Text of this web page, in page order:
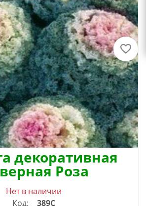
декоративная
Роза
Нет в наличии
Код:
389С